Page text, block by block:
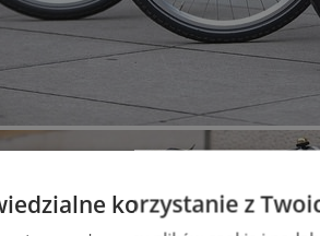
korzystanie z